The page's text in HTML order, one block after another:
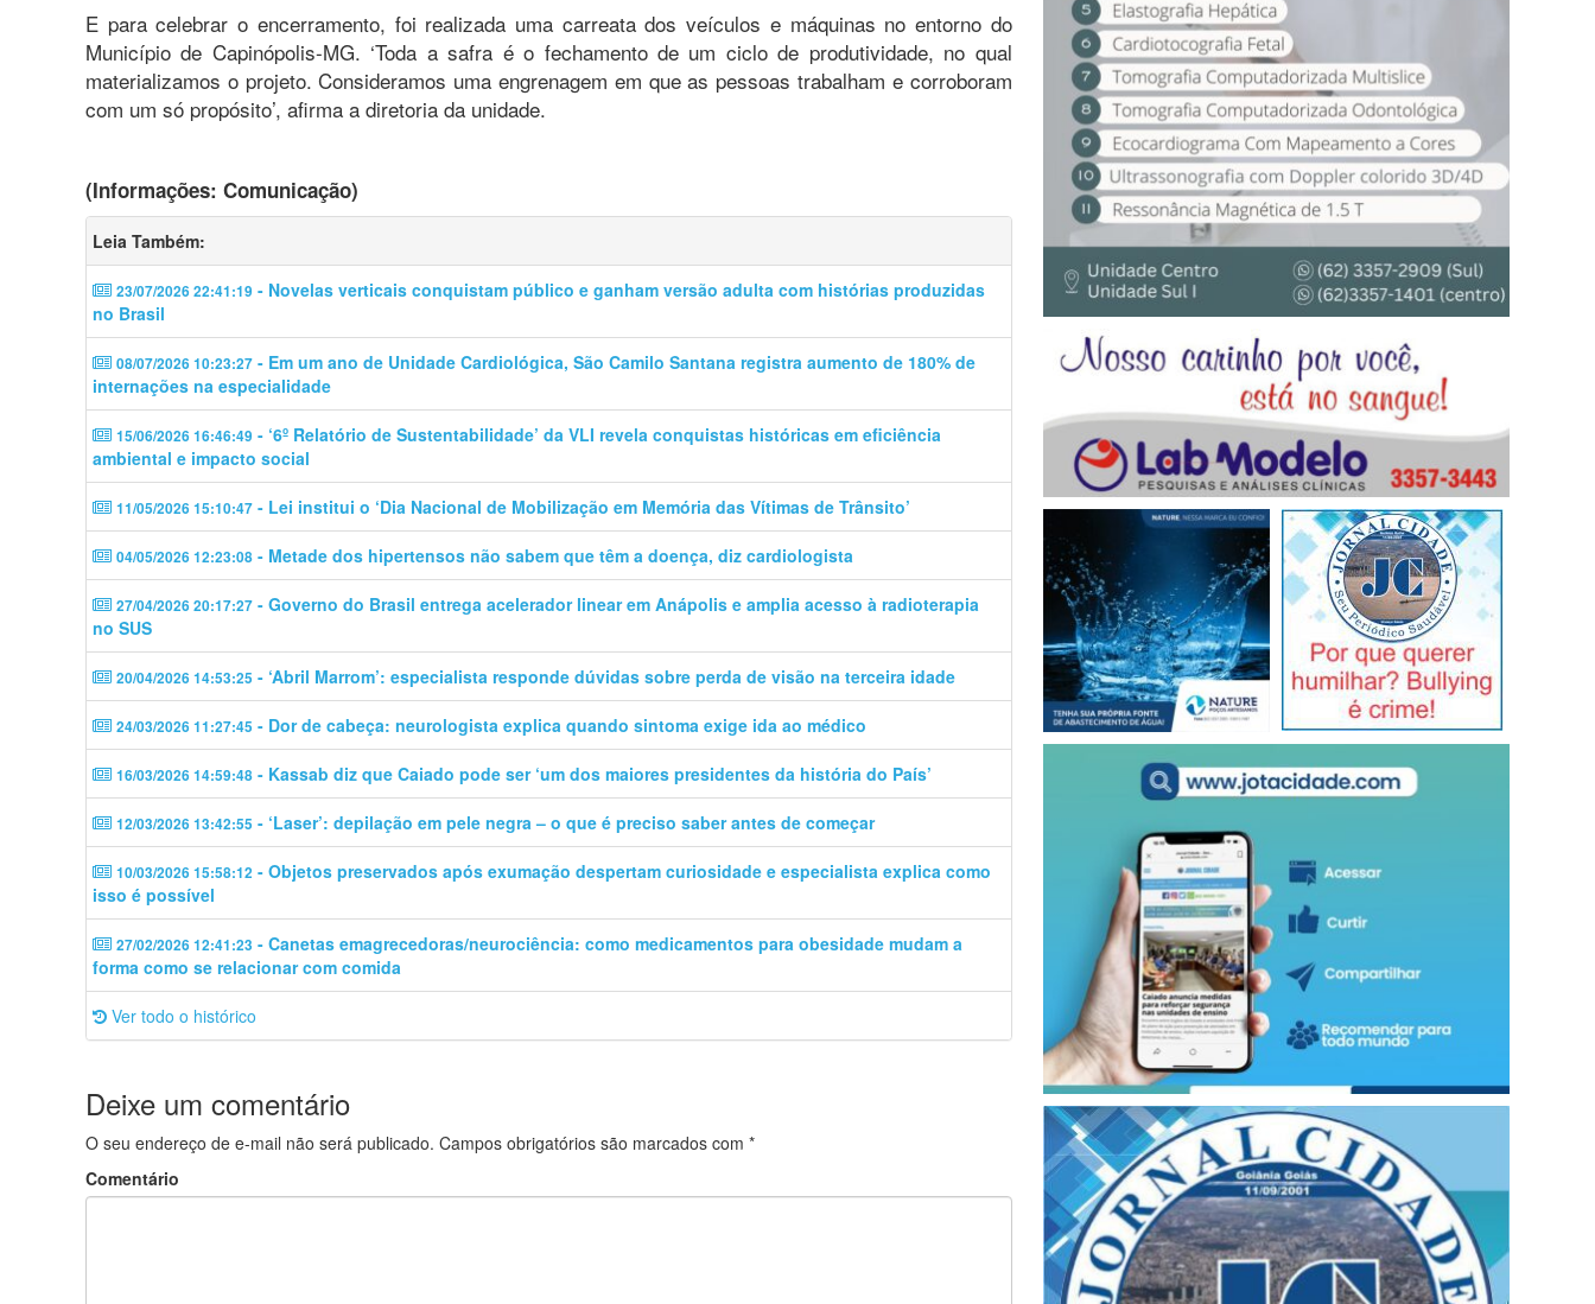
E para celebrar o encerramento, foi realizada uma carreata dos veículos e máquinas no entorno do
Município de Capinópolis-MG. ‘Toda a safra é o fechamento de um ciclo de produtividade, no qual
materializamos o projeto. Consideramos uma engrenagem em que as pessoas trabalham e corroboram
com um só propósito’, afirma a diretoria da unidade.
(Informações: Comunicação)
Leia Também:
23/07/2026 22:41:19 - Novelas verticais conquistam público e ganham versão adulta com histórias produzidas
no Brasil
08/07/2026 10:23:27 - Em um ano de Unidade Cardiológica, São Camilo Santana registra aumento de 180% de
internações na especialidade
15/06/2026 16:46:49 - ‘6º Relatório de Sustentabilidade’ da VLI revela conquistas históricas em eficiência
ambiental e impacto social
11/05/2026 15:10:47 - Lei institui o ‘Dia Nacional de Mobilização em Memória das Vítimas de Trânsito’
04/05/2026 12:23:08 - Metade dos hipertensos não sabem que têm a doença, diz cardiologista
27/04/2026 20:17:27 - Governo do Brasil entrega acelerador linear em Anápolis e amplia acesso à radioterapia
no SUS
20/04/2026 14:53:25 - ‘Abril Marrom’: especialista responde dúvidas sobre perda de visão na terceira idade
24/03/2026 11:27:45 - Dor de cabeça: neurologista explica quando sintoma exige ida ao médico
16/03/2026 14:59:48 - Kassab diz que Caiado pode ser ‘um dos maiores presidentes da história do País’
12/03/2026 13:42:55 - ‘Laser’: depilação em pele negra – o que é preciso saber antes de começar
10/03/2026 15:58:12 - Objetos preservados após exumação despertam curiosidade e especialista explica como
isso é possível
27/02/2026 12:41:23 - Canetas emagrecedoras/neurociência: como medicamentos para obesidade mudam a
forma como se relacionar com comida
Ver todo o histórico
Deixe um comentário
O seu endereço de e-mail não será publicado. Campos obrigatórios são marcados com *
Comentário